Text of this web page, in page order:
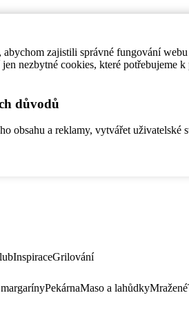
zajistili správné fungování
nezbytné cookies, které
důvodů
obsahu a reklamy, vytvářet
InspiraceGrilování
PekárnaMaso a lahůdkyMražené